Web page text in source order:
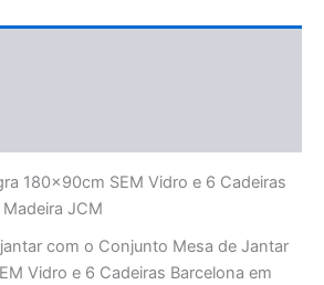
180x90cm SEM Vidro e 6 Cadeiras
JCM
com o Conjunto Mesa de Jantar
Vidro e 6 Cadeiras Barcelona em